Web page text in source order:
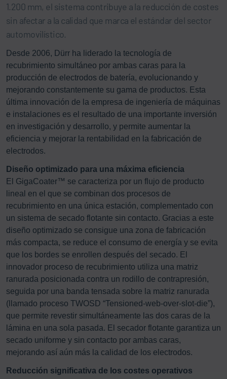
1.200 mm, el sistema contribuye a la reducción de costes
sin afectar a la calidad que marca el estándar del sector
automovilístico.
Desde 2006, Dürr ha liderado la tecnología de
recubrimiento simultáneo por ambas caras para la
producción de electrodos de batería, evolucionando y
mejorando constantemente su gama de productos. Esta
última innovación de la empresa de ingeniería de máquinas
e instalaciones es el resultado de una importante inversión
en investigación y desarrollo, y permite aumentar la
eficiencia y mejorar la rentabilidad en la fabricación de
electrodos.
Diseño optimizado para una máxima eficiencia
El GigaCoater™ se caracteriza por un flujo de producto
lineal en el que se combinan dos procesos de
recubrimiento en una única estación, complementado con
un sistema de secado flotante sin contacto. Gracias a este
diseño optimizado se consigue una zona de fabricación
más compacta, se reduce el consumo de energía y se evita
que los bordes se enrollen después del secado. El
innovador proceso de recubrimiento utiliza una matriz
ranurada posicionada contra un rodillo de contrapresión,
seguida por una banda tensada sobre la matriz ranurada
(llamado proceso TWOSD “Tensioned-web-over-slot-die”),
que permite revestir simultáneamente las dos caras de la
lámina en una sola pasada. El secador flotante garantiza un
secado uniforme y sin contacto por ambas caras,
mejorando así aún más la calidad de los electrodos.
Reducción significativa de los costes operativos